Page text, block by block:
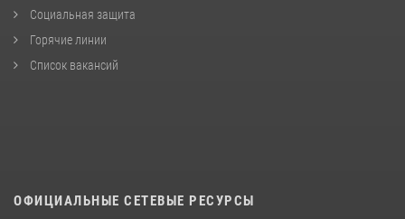
Социальная защита
Горячие линии
Список вакансий
ОФИЦИАЛЬНЫЕ СЕТЕВЫЕ РЕСУРСЫ